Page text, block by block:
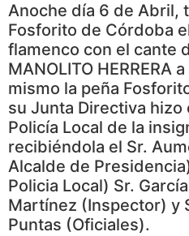
Anoche día 6 de Abril,
Fosforito de Córdoba
flamenco con el cante
MANOLITO HERRERA
mismo la peña
su Junta Directiva
Policía Local de la
recibiéndola el Sr.
Alcalde de
Policia Local) Sr.
Martínez (Inspector) y
Puntas (Oficiales).